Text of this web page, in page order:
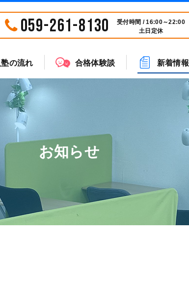
059-261-8130
受付時間 / 16:00～22:00
土日定休
塾の流れ 合格体験談 新着情報
お知らせ